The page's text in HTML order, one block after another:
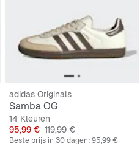
adidas Originals
Samba OG
14 Kleuren
Prijs
95,99 € Originele Prijs
119,99 €
Beste prijs in 30 dagen:95,99 €